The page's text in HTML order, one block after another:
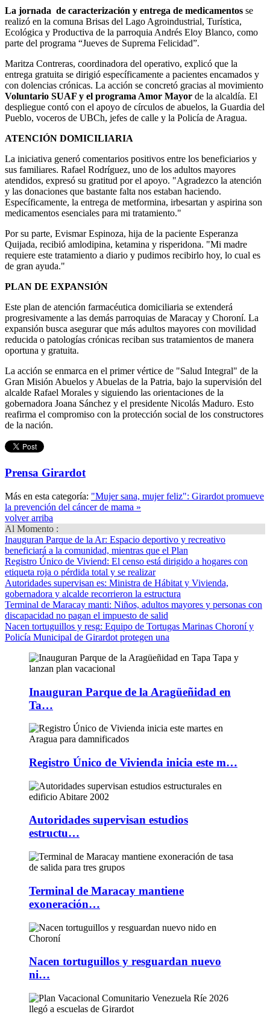
La jornada de caracterización y entrega de medicamentos se
realizó en la comuna Brisas del Lago Agroindustrial, Turística,
Ecológica y Productiva de la parroquia Andrés Eloy Blanco, como
parte del programa “Jueves de Suprema Felicidad”.
Maritza Contreras, coordinadora del operativo, explicó que la
entrega gratuita se dirigió específicamente a pacientes encamados y
con dolencias crónicas. La acción se concretó gracias al movimiento
Voluntario SUAF y el programa Amor Mayor de la alcaldía. El
despliegue contó con el apoyo de círculos de abuelos, la Guardia del
Pueblo, voceros de UBCh, jefes de calle y la Policía de Aragua.
ATENCIÓN DOMICILIARIA
La iniciativa generó comentarios positivos entre los beneficiarios y
sus familiares. Rafael Rodríguez, uno de los adultos mayores
atendidos, expresó su gratitud por el apoyo. "Agradezco la atención
y las donaciones que bastante falta nos estaban haciendo.
Específicamente, la entrega de metformina, irbesartan y aspirina son
medicamentos esenciales para mi tratamiento."
Por su parte, Evismar Espinoza, hija de la paciente Esperanza
Quijada, recibió amlodipina, ketamina y risperidona. "Mi madre
requiere este tratamiento a diario y pudimos recibirlo hoy, lo cual es
de gran ayuda."
PLAN DE EXPANSIÓN
Este plan de atención farmacéutica domiciliaria se extenderá
progresivamente a las demás parroquias de Maracay y Choroní. La
expansión busca asegurar que más adultos mayores con movilidad
reducida o patologías crónicas reciban sus tratamientos de manera
oportuna y gratuita.
La acción se enmarca en el primer vértice de "Salud Integral" de la
Gran Misión Abuelos y Abuelas de la Patria, bajo la supervisión del
alcalde Rafael Morales y siguiendo las orientaciones de la
gobernadora Joana Sánchez y el presidente Nicolás Maduro. Esto
reafirma el compromiso con la protección social de los constructores
de la nación.
Prensa Girardot
Más en esta categoría: "Mujer sana, mujer feliz": Girardot promueve
la prevención del cáncer de mama »
volver arriba
Al Momento :
Inauguran Parque de la Ar: Espacio deportivo y recreativo
beneficiará a la comunidad, mientras que el Plan
Registro Único de Viviend: El censo está dirigido a hogares con
etiqueta roja o pérdida total y se realizar
Autoridades supervisan es: Ministra de Hábitat y Vivienda,
gobernadora y alcalde recorrieron la estructura
Terminal de Maracay manti: Niños, adultos mayores y personas con
discapacidad no pagan el impuesto de salid
Nacen tortuguillos y resg: Equipo de Tortugas Marinas Choroní y
Policía Municipal de Girardot protegen una
Inauguran Parque de la Aragüeñidad en
Ta…
Registro Único de Vivienda inicia este m…
Autoridades supervisan estudios
estructu…
Terminal de Maracay mantiene
exoneración…
Nacen tortuguillos y resguardan nuevo
ni…